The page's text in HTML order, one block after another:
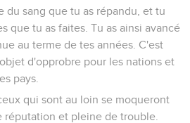
du sang que tu as répandu, et tu
que tu as faites. Tu as ainsi avancé
au terme de tes années. C'est
d'opprobre pour les nations et
pays.
qui sont au loin se moqueront
réputation et pleine de trouble.